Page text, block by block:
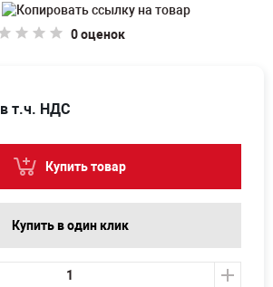
0 оценок
в т.ч. НДС
Купить товар
Купить в один клик